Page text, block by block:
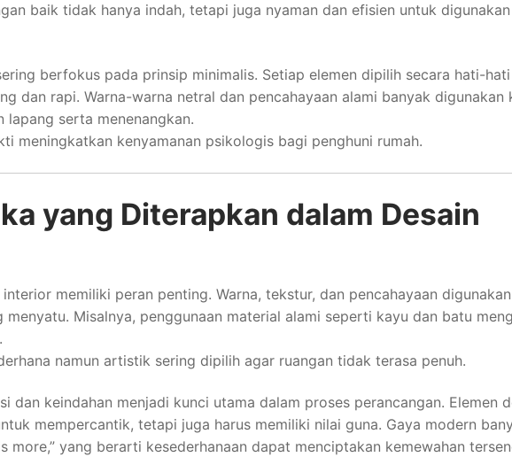
baik tidak hanya indah, tetapi juga nyaman dan efisien untuk
berfokus pada prinsip minimalis. Setiap elemen dipilih secara hati-
dan rapi. Warna-warna netral dan pencahayaan alami banyak digunakan
lapang serta menenangkan.
meningkatkan kenyamanan psikologis bagi penghuni rumah.
yang Diterapkan dalam Desain
memiliki peran penting. Warna, tekstur, dan pencahayaan
menyatu. Misalnya, penggunaan material alami seperti kayu dan batu
namun artistik sering dipilih agar ruangan tidak terasa penuh.
dan keindahan menjadi kunci utama dalam proses perancangan. Elemen
mempercantik, tetapi juga harus memiliki nilai guna. Gaya modern
more,” yang berarti kesederhanaan dapat menciptakan kemewahan